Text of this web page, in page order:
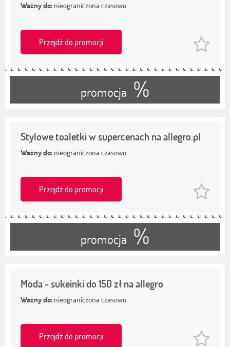
Ważny do: nieograniczona czasowo
Przejdź do promocji
promocja %
Stylowe toaletki w supercenach na allegro.pl
Ważny do: nieograniczona czasowo
Przejdź do promocji
promocja %
Moda - sukeinki do 150 zł na allegro
Ważny do: nieograniczona czasowo
Przejdź do promocji